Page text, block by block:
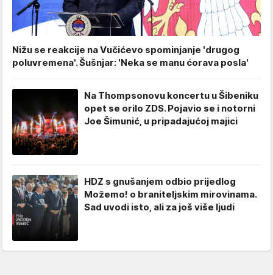
Nižu se reakcije na Vučićevo spominjanje 'drugog
poluvremena'. Šušnjar: 'Neka se manu ćorava posla'
Na Thompsonovu koncertu u Šibeniku
opet se orilo ZDS. Pojavio se i notorni
Joe Šimunić, u pripadajućoj majici
HDZ s gnušanjem odbio prijedlog
Možemo! o braniteljskim mirovinama.
Sad uvodi isto, ali za još više ljudi